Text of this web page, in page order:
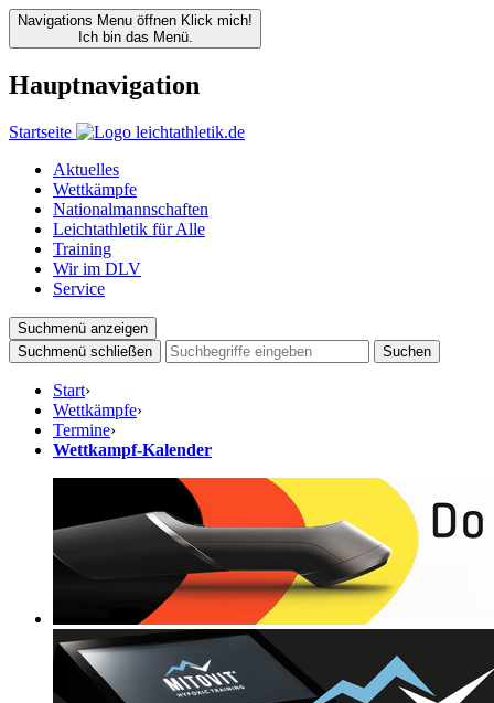
Navigations Menu öffnen Klick mich!
Ich bin das Menü.
Hauptnavigation
Startseite
Aktuelles
Wettkämpfe
Nationalmannschaften
Leichtathletik für Alle
Training
Wir im DLV
Service
Suchmenü anzeigen
Suchmenü schließen
Suchen
Start›
Wettkämpfe›
Termine›
Wettkampf-Kalender